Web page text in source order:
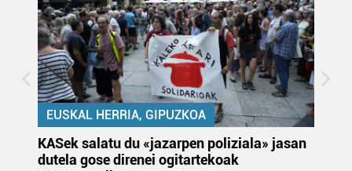
EUSKAL HERRIA, GIPUZKOA
KASek salatu du «jazarpen poliziala» jasan
dutela gose direnei ogitartekoak